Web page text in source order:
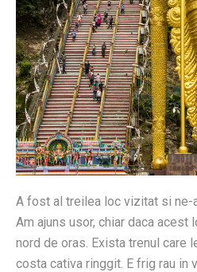
A fost al treilea loc vizitat si ne-
Am ajuns usor, chiar daca acest
nord de oras. Exista trenul care
costa cativa ringgit. E frig rau in